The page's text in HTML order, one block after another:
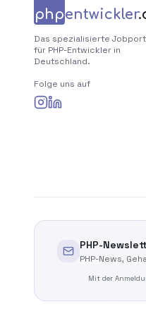
phpentwickler
Das spezialisierte
für PHP-Entwickler in
Deutschland.
Folge uns auf
PHP-
PHP-News,
Mit der